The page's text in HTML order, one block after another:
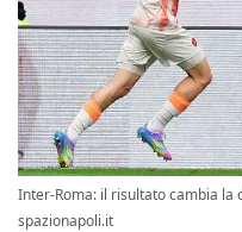
Inter-Roma: il risultato cambia la
spazionapoli.it